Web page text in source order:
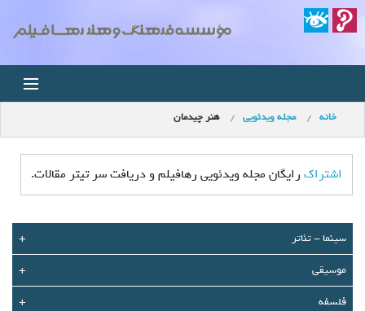
خانه
فروشگاه
مجله ویدئویی
خانه مجله ویدئویی هنر چیدمان
اشتراک رایگان مجله ویدئویی رهافیلم و دریافت سر تیتر مقالات.
سينما - تئاتر
+
موسیقی
+
فلسفه
+